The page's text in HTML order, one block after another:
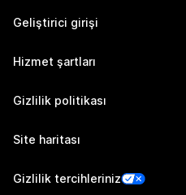
Geliştirici girişi
Hizmet şartları
Gizlilik politikası
Site haritası
Gizlilik tercihleriniz